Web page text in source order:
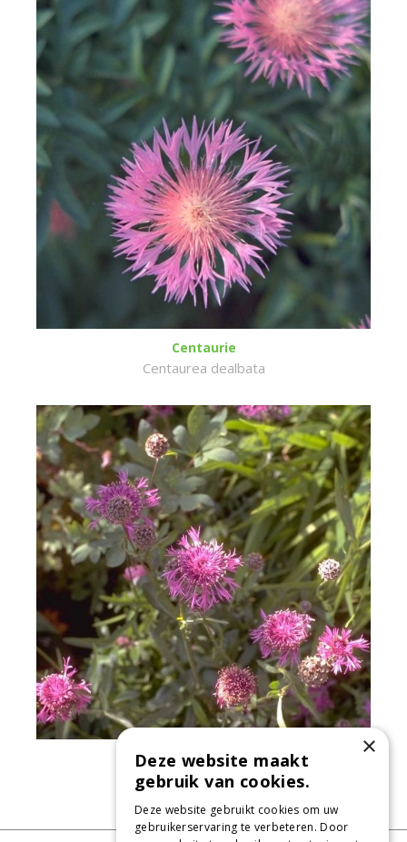
Centaurie
Centaurea dealbata
Grote centaurie
Centaurea scabiosa
×
Deze website maakt
gebruik van cookies.
Deze website gebruikt cookies om uw
gebruikerservaring te verbeteren. Door